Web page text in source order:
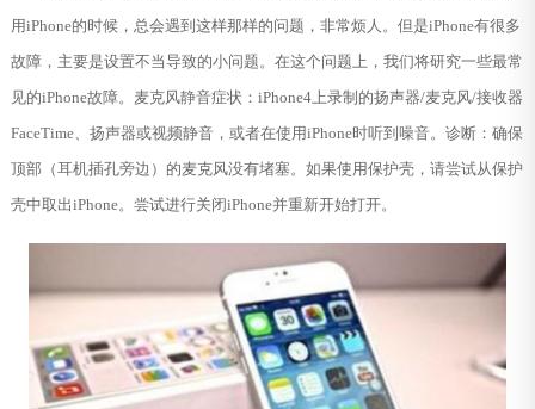
用iPhone的时候，总会遇到这样那样的问题，非常烦人。但是iPhone有很多
故障，主要是设置不当导致的小问题。在这个问题上，我们将研究一些最常
见的iPhone故障。麦克风静音症状：iPhone4上录制的扬声器/麦克风/接收器
FaceTime、扬声器或视频静音，或者在使用iPhone时听到噪音。诊断：确保
顶部（耳机插孔旁边）的麦克风没有堵塞。如果使用保护壳，请尝试从保护
壳中取出iPhone。尝试进行关闭iPhone并重新开始打开。